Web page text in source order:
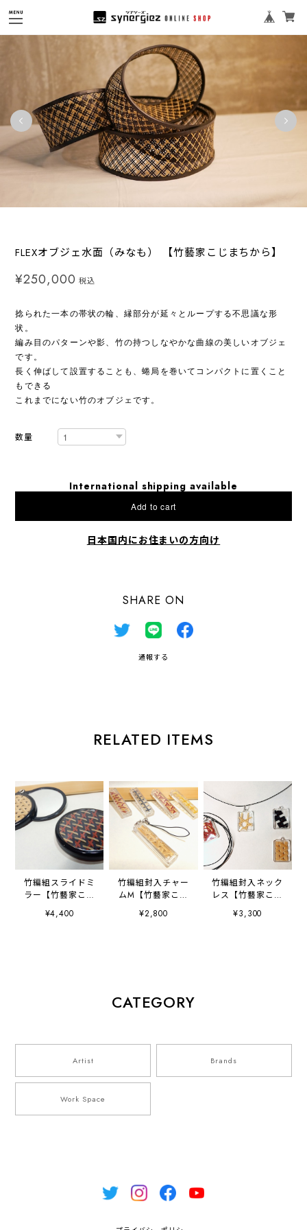
FLEXオブジェ水面（みなも） 【竹藝家こじまちから】
¥250,000 税込
捻られた一本の帯状の輪、縁部分が延々とループする不思議な形
状。
編み目のパターンや影、竹の持つしなやかな曲線の美しいオブジェ
です。
長く伸ばして設置することも、蜷局を巻いてコンパクトに置くこと
もできる
これまでにない竹のオブジェです。
数量
International shipping available
Add to cart
日本国内にお住まいの方向け
SHARE ON
通報する
RELATED ITEMS
竹編組スライドミ
ラー【竹藝家こじ
まちから】
¥4,400
竹編組封入チャー
ムM【竹藝家こじ
まちから】
¥2,800
竹編組封入ネック
レス【竹藝家こじ
まちから】
¥3,300
CATEGORY
Artist Brands
Work Space